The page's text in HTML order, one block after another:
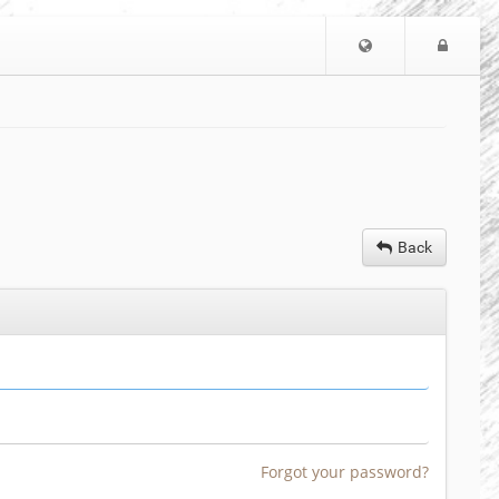
Choose
Back
Forgot your password?